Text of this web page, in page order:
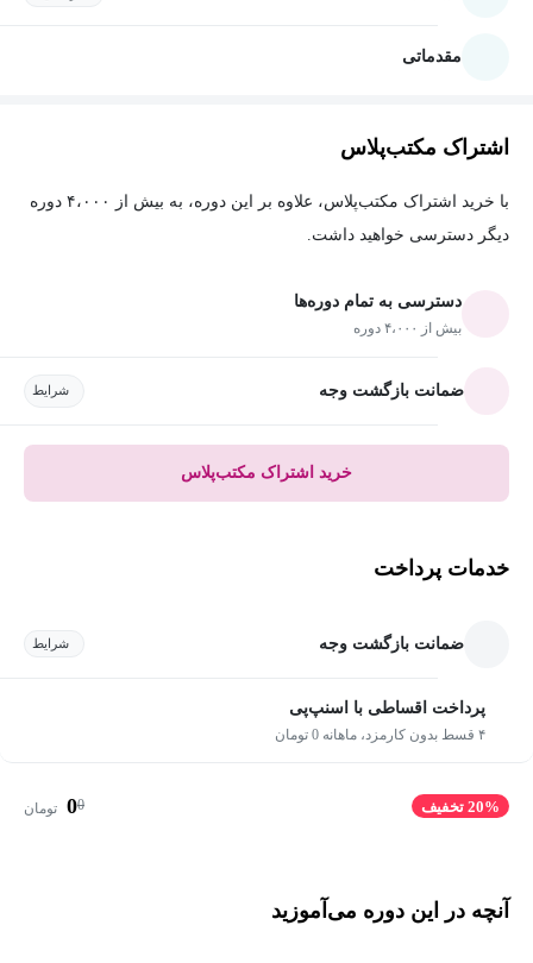
مقدماتی
اشتراک مکتب‌پلاس
با خرید اشتراک مکتب‌پلاس، علاوه بر این دوره، به بیش از ۴،۰۰۰ دوره
دیگر دسترسی خواهید داشت.
دسترسی به تمام دوره‌ها
بیش از ۴،۰۰۰ دوره
ضمانت بازگشت وجه شرایط
خرید اشتراک مکتب‌پلاس
خدمات پرداخت
ضمانت بازگشت وجه شرایط
پرداخت اقساطی با اسنپ‌پی
۴ قسط بدون کارمزد، ماهانه 0 تومان
20% تخفیف 0
0 تومان
آنچه در این دوره می‌آموزید